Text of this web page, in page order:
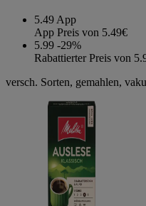
5.49 App
App Preis von 5.49€
5.99 -29%
Rabattierter Preis von
versch. Sorten, gemahlen,